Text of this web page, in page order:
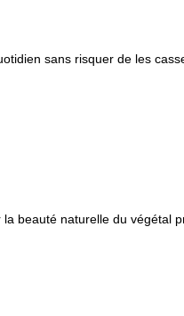
sans risquer de les
la beauté naturelle du végétal